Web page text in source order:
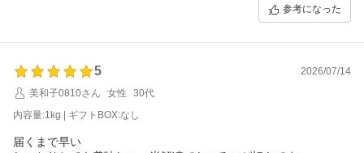
参考になった
5
2026/07/14
美和子0810さん
女性
30代
内容量:1kg | ギフトBOX:なし
届くまで早い